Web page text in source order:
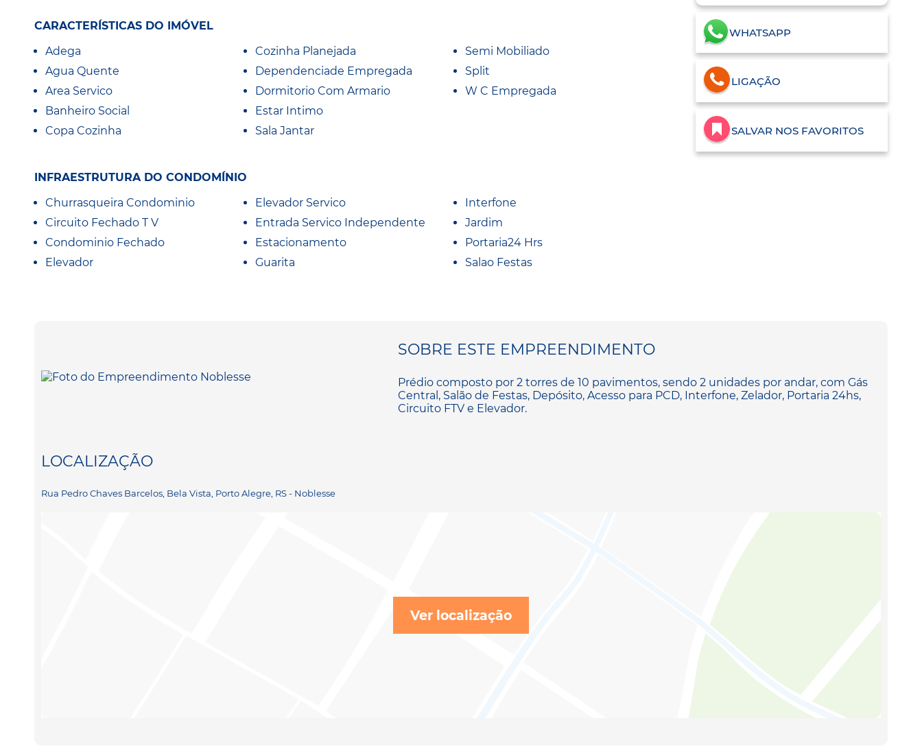
CARACTERÍSTICAS DO IMÓVEL
Adega
Agua Quente
Area Servico
Banheiro Social
Copa Cozinha
Cozinha Planejada
Dependenciade Empregada
Dormitorio Com Armario
Estar Intimo
Sala Jantar
Semi Mobiliado
Split
W C Empregada
INFRAESTRUTURA DO CONDOMÍNIO
Churrasqueira Condominio
Circuito Fechado T V
Condominio Fechado
Elevador
Elevador Servico
Entrada Servico Independente
Estacionamento
Guarita
Interfone
Jardim
Portaria24 Hrs
Salao Festas
WHATSAPP
LIGAÇÃO
SALVAR NOS FAVORITOS
SOBRE ESTE EMPREENDIMENTO
Prédio composto por 2 torres de 10 pavimentos, sendo 2 unidades por andar, com Gás
Central, Salão de Festas, Depósito, Acesso para PCD, Interfone, Zelador, Portaria 24hs,
Circuito FTV e Elevador.
LOCALIZAÇÃO
Rua Pedro Chaves Barcelos, Bela Vista, Porto Alegre, RS - Noblesse
Ver localização